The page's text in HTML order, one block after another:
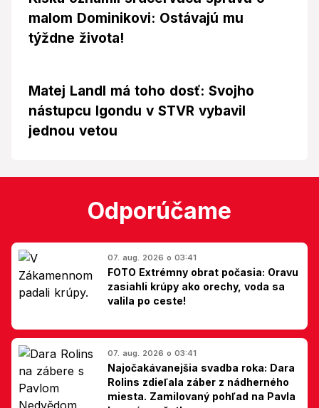
malom Dominikovi: Ostávajú mu
týždne života!
Matej Landl má toho dosť: Svojho
nástupcu Igondu v STVR vybavil
jednou vetou
Odporúčame
07. aug. 2026 o 03:41
FOTO Extrémny obrat počasia: Oravu
zasiahli krúpy ako orechy, voda sa
valila po ceste!
07. aug. 2026 o 03:41
Najočakávanejšia svadba roka: Dara
Rolins zdieľala záber z nádherného
miesta. Zamilovaný pohľad na Pavla